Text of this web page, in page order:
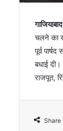
चलने का
पूर्व
बधाई
राजपूत,
Share